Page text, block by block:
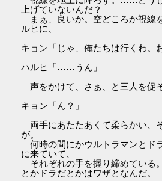
上げていないんだ？
まぁ、良いか。空どころか視線
ルヒに、
キョン「じゃ、俺たちは行くわ。
ハルヒ「……うん」
声をかけて、さぁ、と三人を促
キョン「ん？」
両手にあたたあくて柔らかい、
が。
何時の間にかウルトラマンとド
に来ていて、
それぞれの手を握り締めてい
とかドラだとかはワザとなんだ。